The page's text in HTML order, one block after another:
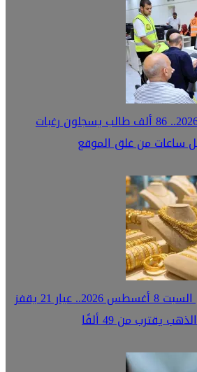
تنسيق الجامعات 2026.. 86 ألف طالب يسجلون رغبات
ساعات من غلق الموقع
سعر الذهب اليوم السبت 8 أغسطس 2026.. عيار 21 يقفز